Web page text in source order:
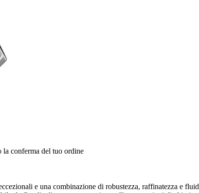
la conferma del tuo ordine
e una combinazione di robustezza, raffinatezza e